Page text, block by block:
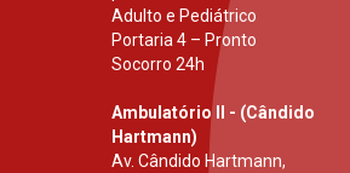
Adulto e Pediátrico
Portaria 4 – Pronto
Socorro 24h
Ambulatório II - (Cândido
Hartmann)
Av. Cândido Hartmann,